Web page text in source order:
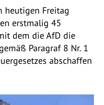
heutigen Freitag
erstmalig 45
dem die AfD die
Paragraf 8 Nr. 1
abschaffen